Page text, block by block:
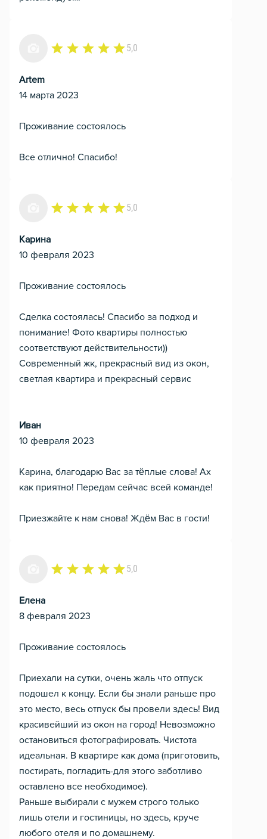
5,0
Artem
14 марта 2023
Проживание состоялось
Все отлично! Спасибо!
5,0
Карина
10 февраля 2023
Проживание состоялось
Сделка состоялась! Спасибо за подход и
понимание! Фото квартиры полностью
соответствуют действительности))
Современный жк, прекрасный вид из окон,
светлая квартира и прекрасный сервис
Иван
10 февраля 2023
Карина, благодарю Вас за тёплые слова! Ах
как приятно! Передам сейчас всей команде!
Приезжайте к нам снова! Ждём Вас в гости!
5,0
Елена
8 февраля 2023
Проживание состоялось
Приехали на сутки, очень жаль что отпуск
подошел к концу. Если бы знали раньше про
это место, весь отпуск бы провели здесь! Вид
красивейший из окон на город! Невозможно
остановиться фотографировать. Чистота
идеальная. В квартире как дома (приготовить,
постирать, погладить-для этого заботливо
оставлено все необходимое).
Раньше выбирали с мужем строго только
лишь отели и гостиницы, но здесь, круче
любого отеля и по домашнему.